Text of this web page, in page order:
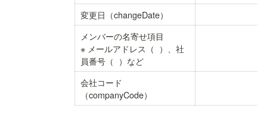
変更日（changeDate）
メンバーの名寄せ項目
※ メールアドレス（ ）、社
員番号（ ）など
会社コード
（companyCode）